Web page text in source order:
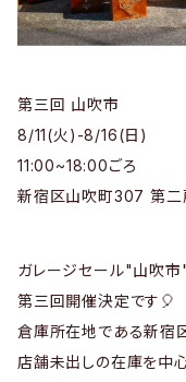
第三回 山吹市
8/11(火)-8/16(日)
11:00~18:00ごろ
新宿区山吹町307 第二
ガレージセール"山吹市"
第三回開催決定です🎈
倉庫所在地である新宿
店舗未出しの在庫を中